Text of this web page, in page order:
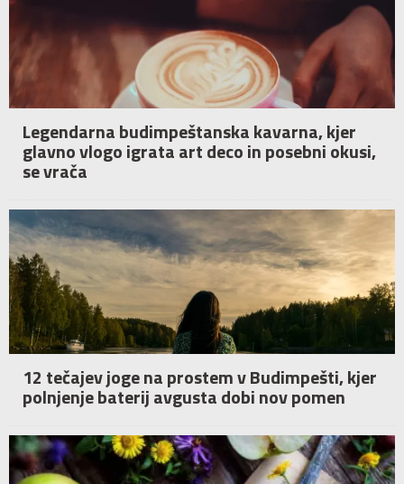
Legendarna budimpeštanska kavarna, kjer
glavno vlogo igrata art deco in posebni okusi,
se vrača
12 tečajev joge na prostem v Budimpešti, kjer
polnjenje baterij avgusta dobi nov pomen